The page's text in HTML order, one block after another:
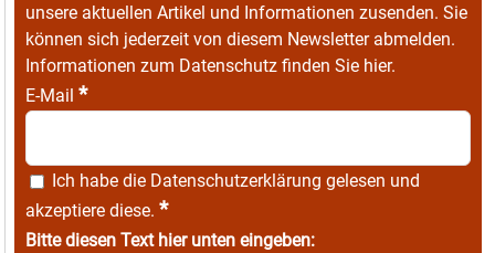
unsere aktuellen Artikel und Informationen zusenden. Sie
können sich jederzeit von diesem Newsletter abmelden.
Informationen zum Datenschutz finden Sie hier.
E-Mail *
Ich habe die Datenschutzerklärung gelesen und
akzeptiere diese. *
Bitte diesen Text hier unten eingeben: